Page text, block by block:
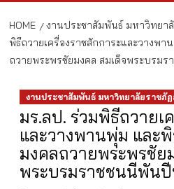
HOME งานประชาสัมพันธ์ มหาวิทยา
พิธีถวายเครื่องราชสักการะและวางพ
ถวายพระพรชัยมงคล สมเด็จพระบรม
งานประชาสัมพันธ์ มหาวิทยาลัยราชภัฏ
มร.ลป. ร่วมพิธีถวายเ
และวางพานพุ่ม และ
มงคลถวายพระพรชัย
พระบรมราชชนนีพันปี